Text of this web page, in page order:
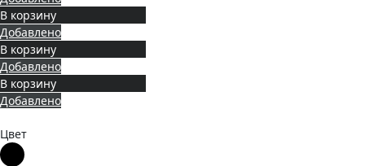
В корзину
Добавлено
В корзину
Добавлено
В корзину
Добавлено
Цвет